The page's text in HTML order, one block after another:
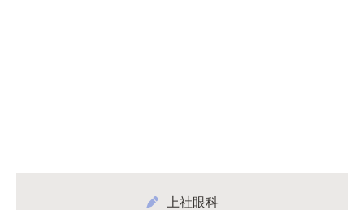
上社眼科